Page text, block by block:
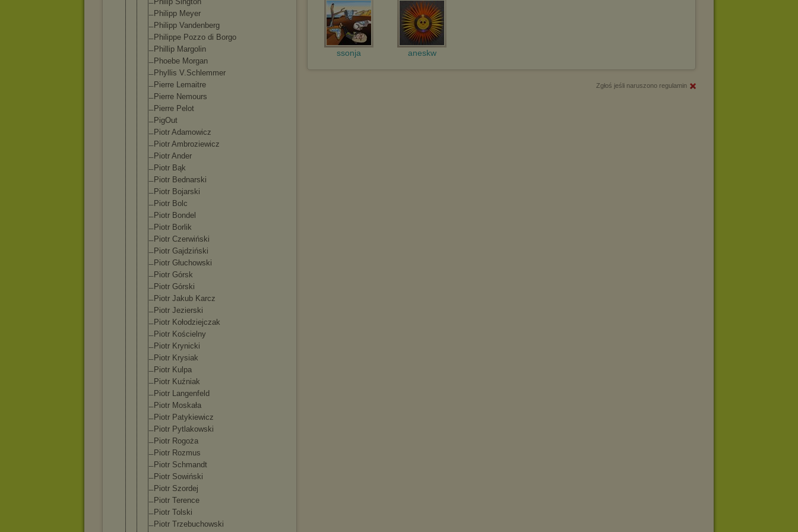
Philipp Meyer
Philipp Vandenberg
Philippe Pozzo di Borgo
Phillip Margolin
Phoebe Morgan
Phyllis V.Schlemmer
Pierre Lemaitre
Pierre Nemours
Pierre Pelot
PigOut
Piotr Adamowicz
Piotr Ambroziewicz
Piotr Ander
Piotr Bąk
Piotr Bednarski
Piotr Bojarski
Piotr Bolc
Piotr Bondel
Piotr Borlik
Piotr Czerwiński
Piotr Gajdziński
Piotr Głuchowski
Piotr Górsk
Piotr Górski
Piotr Jakub Karcz
Piotr Jezierski
Piotr Kołodziejczak
Piotr Kościelny
Piotr Krynicki
Piotr Krysiak
Piotr Kulpa
Piotr Kuźniak
Piotr Langenfeld
Piotr Moskała
Piotr Patykiewicz
Piotr Pytlakowski
Piotr Rogoża
Piotr Rozmus
Piotr Schmandt
Piotr Sowiński
Piotr Szordej
Piotr Terence
Piotr Tolski
Piotr Trzebuchows ki
ssonja aneskw
Zgłoś jeśli naruszono regulamin